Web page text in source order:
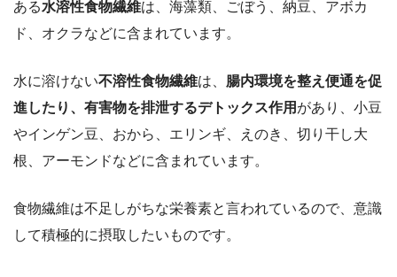
ある水溶性食物繊維は、海藻類、ごぼう、納豆、アボカ
ド、オクラなどに含まれています。
水に溶けない不溶性食物繊維は、 腸内環境を整え便通を促
進したり、有害物を排泄するデトックス作用 があり、小豆
やインゲン豆、おから、エリンギ、えのき、切り干し大
根、アーモンドなどに含まれています。
食物繊維は不足しがちな栄養素と言われているので、意識
して積極的に摂取したいものです。